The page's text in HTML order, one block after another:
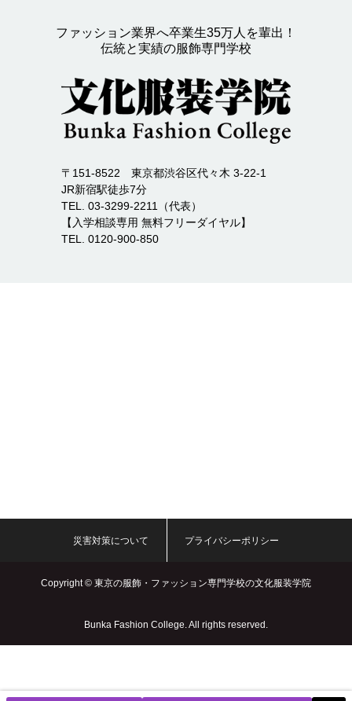
ファッション業界へ卒業生35万人を輩出！
伝統と実績の服飾専門学校
〒151-8522 東京都渋谷区代々木 3-22-1
JR新宿駅徒歩7分
TEL. 03-3299-2211（代表）
【入学相談専用 無料フリーダイヤル】
TEL. 0120-900-850
Copyright © 東京の服飾・ファッション専門学校の文化服装学院
Bunka Fashion College. All rights reserved.
災害対策について プライバシーポリシー